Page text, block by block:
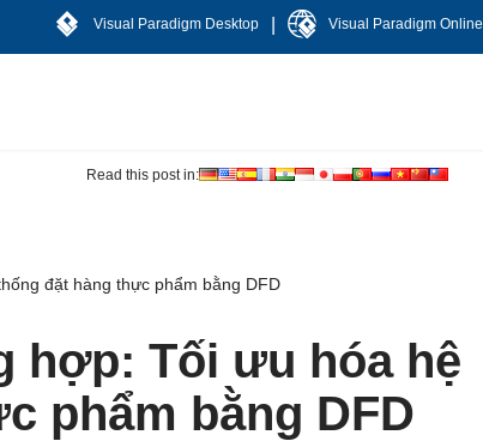
Visual Paradigm Desktop Visual Paradigm Online
Read this post in:
đặt hàng thực phẩm bằng DFD
hợp: Tối ưu hóa hệ
phẩm bằng DFD